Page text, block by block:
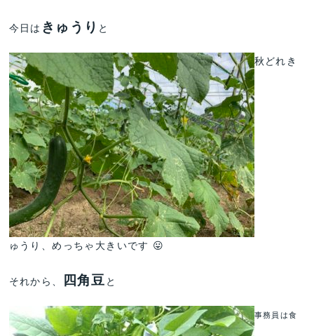
今日は きゅうり と
秋どれき
ゅうり、めっちゃ大きいです 😛
それから、 四角豆 と
事務員は食